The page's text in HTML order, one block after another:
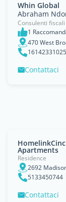
Whin Global
Abraham
Consulenti fiscali
1
470 West
16142331025
Contattaci
Apartments
Residence
2692
5133450744
Contattaci